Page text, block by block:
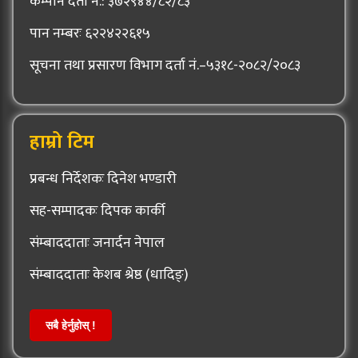
पान नम्बरः ६२२४२२६१५
सूचना तथा प्रसारण विभाग दर्ता नं.–५३१८-२०८२/२०८३
हाम्रो टिम
प्रबन्ध निर्देशकः दिनेश भण्डारी
सह-सम्पादकः दिपक कार्की
संम्बाददाताः जनार्दन नेपाल
संम्बाददाताः केशब श्रेष्ठ (धादिङ्)
सबै हेर्नुहोस् !